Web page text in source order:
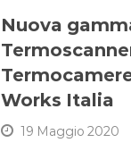
Nuova
Works Italia
19 Maggio 2020